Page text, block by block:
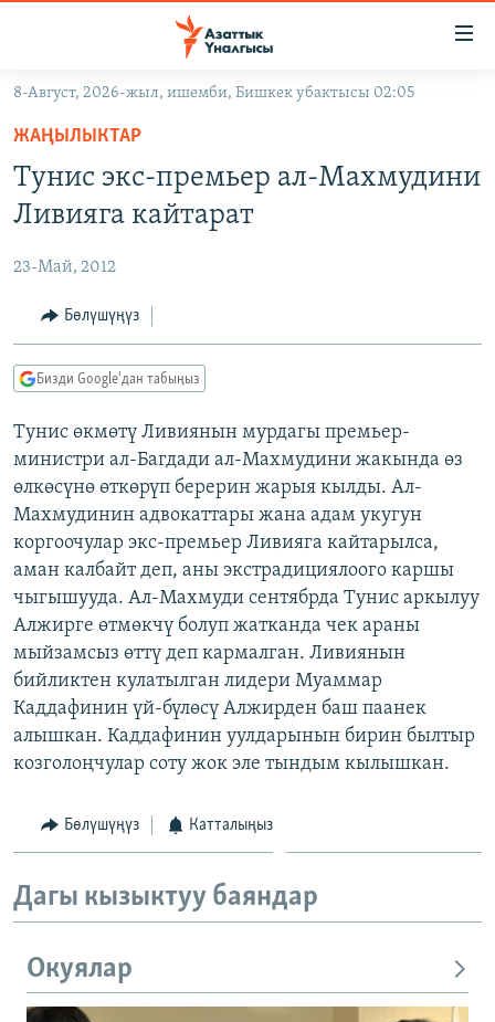
Навигацияга
өтүңүз
Издөөгө
салыңыз
ЭКОНОМИКА
МАДАНИЯТ
ДҮЙНӨ
БОРБОР АЗИЯ
АТАЙЫН ИЛИКТӨӨ
ТВ ПРОГРАММАЛАР
ЭКСПЕРТТЕР ТАЛДАЙТ
БИЗ ЖАНА ДҮЙНӨ
ДАНИСТЕ
ЭЖЕ-СИҢДИЛЕР
АЗАТТЫК+
ЫҢГАЙСЫЗ СУРООЛОР
ӨЗГӨЧӨ ПИКИР
Русский
ОНЛАЙН ШЕРИНЕ
ЭЕ/АРнун бардык сайттары
8-Август, 2026-жыл, ишемби, Бишкек убактысы 02:05
ЖАҢЫЛЫКТАР
Тунис экс-премьер ал-Махмудини
Ливияга кайтарат
23-Май, 2012
Бөлүшүңүз
Бизди Google'дан табыңыз
Тунис өкмөтү Ливиянын мурдагы премьер-
министри ал-Багдади ал-Махмудини жакында өз
өлкөсүнө өткөрүп берерин жарыя кылды. Ал-
Махмудинин адвокаттары жана адам укугун
коргоочулар экс-премьер Ливияга кайтарылса,
аман калбайт деп, аны экстрадициялоого каршы
чыгышууда. Ал-Махмуди сентябрда Тунис аркылуу
Алжирге өтмөкчү болуп жатканда чек араны
мыйзамсыз өттү деп кармалган. Ливиянын
бийликтен кулатылган лидери Муаммар
Каддафинин үй-бүлөсү Алжирден баш паанек
алышкан. Каддафинин уулдарынын бирин былтыр
козголоңчулар соту жок эле тындым кылышкан.
Бөлүшүңүз Катталыңыз
Дагы кызыктуу баяндар
Окуялар